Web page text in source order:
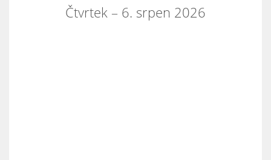
Čtvrtek – 6. srpen 2026